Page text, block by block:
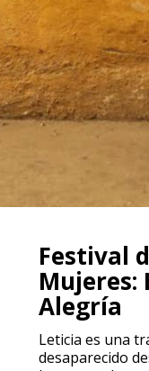
Festival
Mujeres:
Alegría
Leticia es una
desaparecido